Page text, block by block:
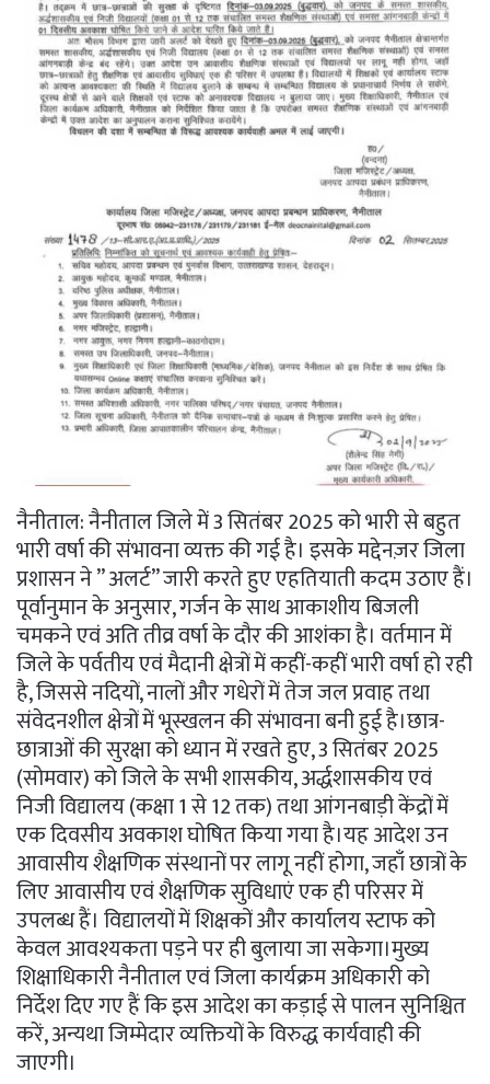
नैनीताल: नैनीताल जिले में 3 सितंबर 2025 को भारी से बहुत
भारी वर्षा की संभावना व्यक्त की गई है। इसके मद्देनज़र जिला
प्रशासन ने ” अलर्ट” जारी करते हुए एहतियाती कदम उठाए हैं।
पूर्वानुमान के अनुसार, गर्जन के साथ आकाशीय बिजली
चमकने एवं अति तीव्र वर्षा के दौर की आशंका है। वर्तमान में
जिले के पर्वतीय एवं मैदानी क्षेत्रों में कहीं-कहीं भारी वर्षा हो रही
है, जिससे नदियों, नालों और गधेरों में तेज जल प्रवाह तथा
संवेदनशील क्षेत्रों में भूस्खलन की संभावना बनी हुई है।छात्र-
छात्राओं की सुरक्षा को ध्यान में रखते हुए, 3 सितंबर 2025
(सोमवार) को जिले के सभी शासकीय, अर्द्धशासकीय एवं
निजी विद्यालय (कक्षा 1 से 12 तक) तथा आंगनबाड़ी केंद्रों में
एक दिवसीय अवकाश घोषित किया गया है।यह आदेश उन
आवासीय शैक्षणिक संस्थानों पर लागू नहीं होगा, जहाँ छात्रों के
लिए आवासीय एवं शैक्षणिक सुविधाएं एक ही परिसर में
उपलब्ध हैं। विद्यालयों में शिक्षकों और कार्यालय स्टाफ को
केवल आवश्यकता पड़ने पर ही बुलाया जा सकेगा।मुख्य
शिक्षाधिकारी नैनीताल एवं जिला कार्यक्रम अधिकारी को
निर्देश दिए गए हैं कि इस आदेश का कड़ाई से पालन सुनिश्चित
करें, अन्यथा जिम्मेदार व्यक्तियों के विरुद्ध कार्यवाही की
जाएगी।